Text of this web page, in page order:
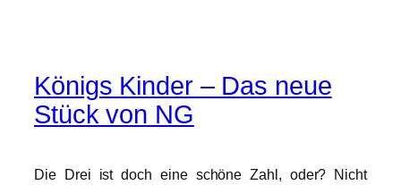
Königs Kinder – Das neue
Stück von NG
Die Drei ist doch eine schöne Zahl, oder? Nicht